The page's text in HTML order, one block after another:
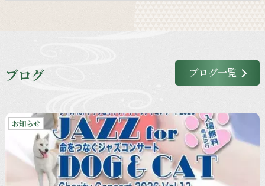
ブログ ブログ一覧
お知らせ